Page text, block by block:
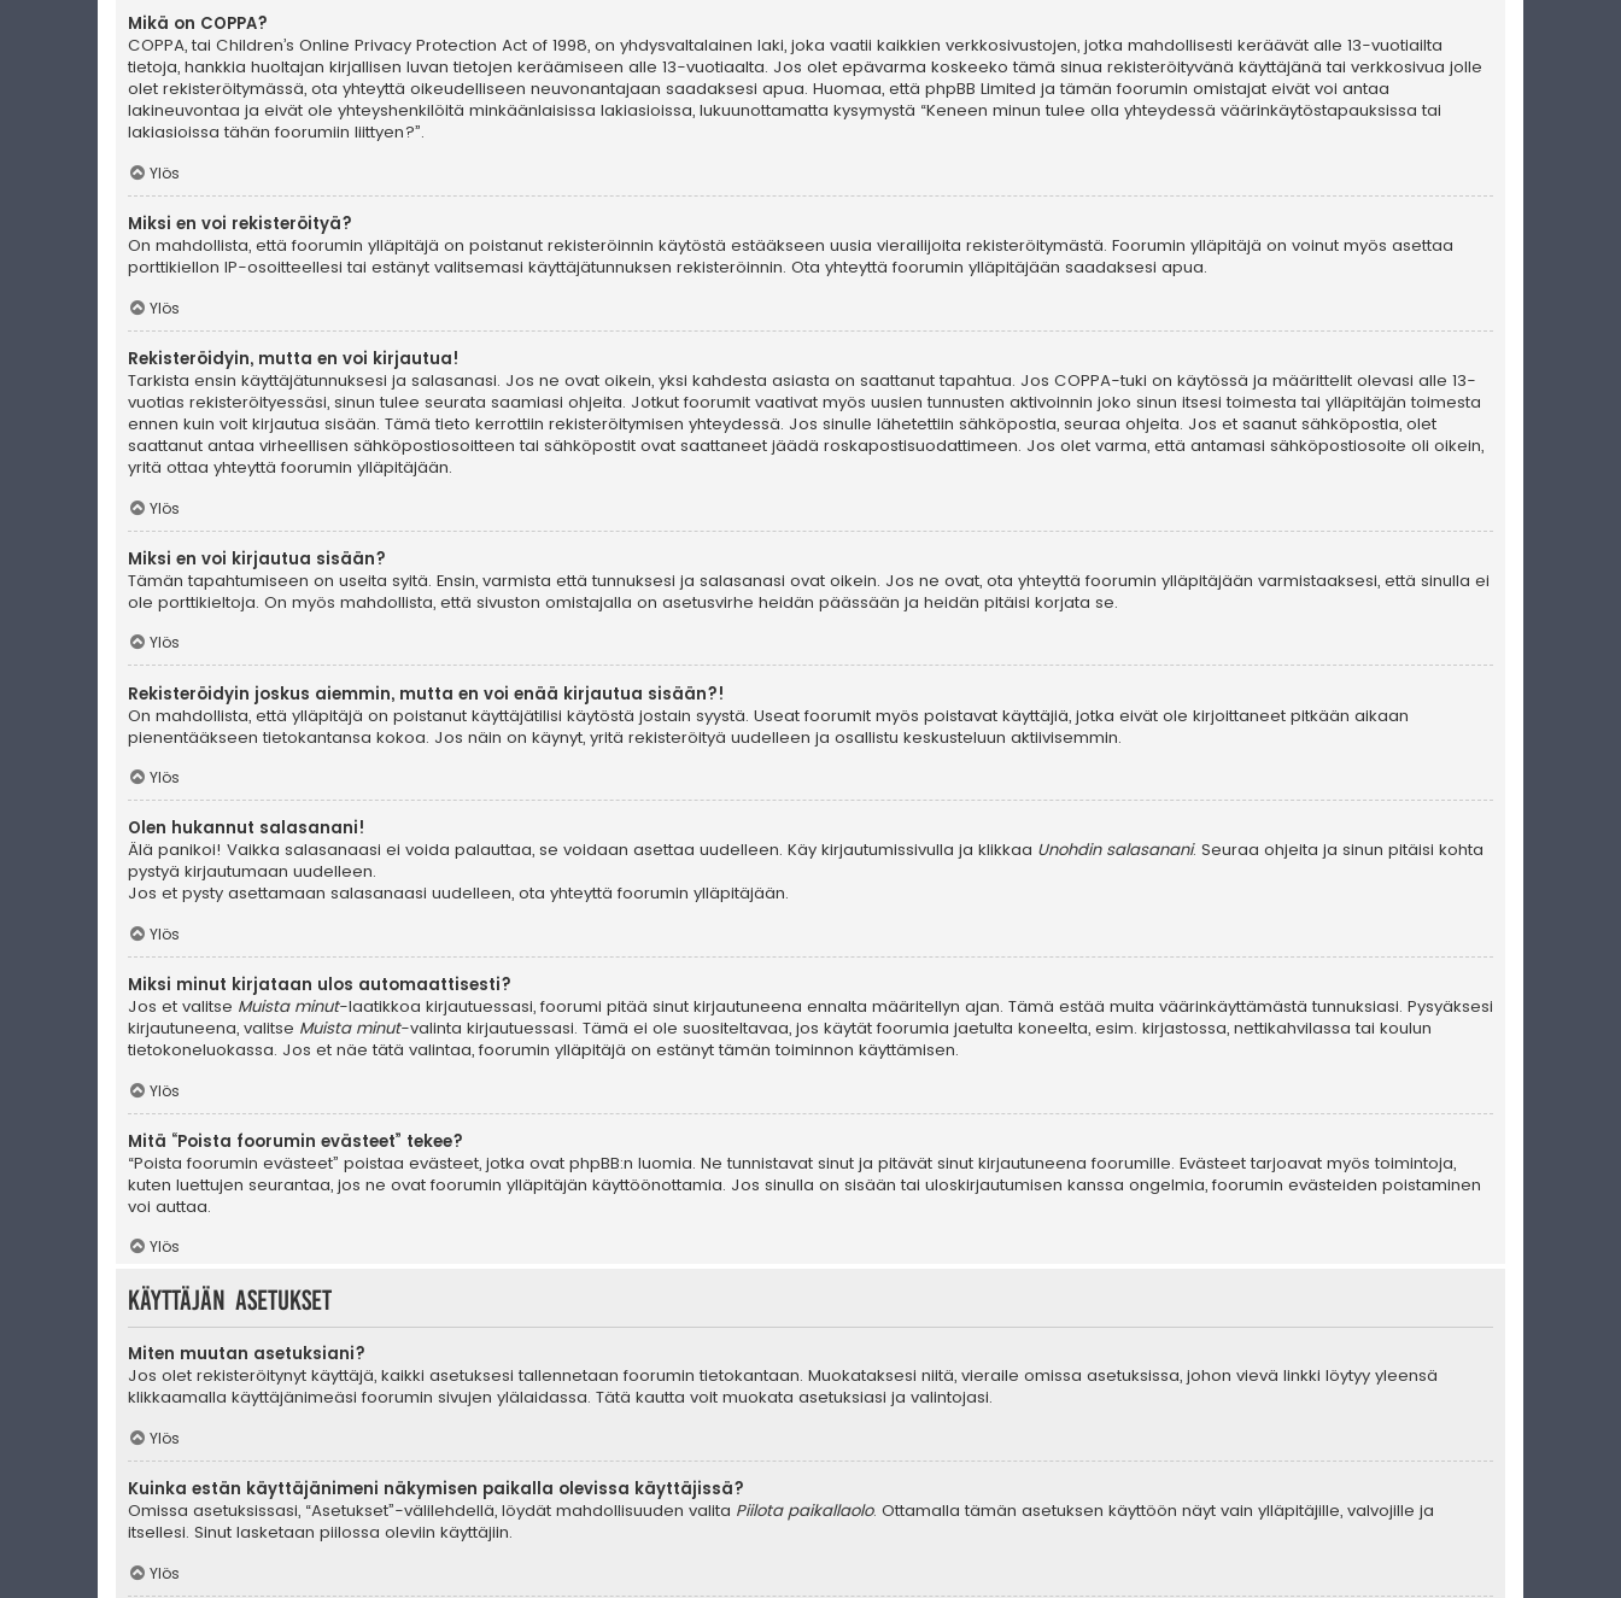
Mikä on COPPA?
COPPA, tai Children’s Online Privacy Protection Act of 1998, on yhdysvaltalainen laki, joka vaatii kaikkien verkkosivustojen, jotka mahdollisesti keräävät alle 13-vuotiailta
tietoja, hankkia huoltajan kirjallisen luvan tietojen keräämiseen alle 13-vuotiaalta. Jos olet epävarma koskeeko tämä sinua rekisteröityvänä käyttäjänä tai verkkosivua jolle
olet rekisteröitymässä, ota yhteyttä oikeudelliseen neuvonantajaan saadaksesi apua. Huomaa, että phpBB Limited ja tämän foorumin omistajat eivät voi antaa
lakineuvontaa ja eivät ole yhteyshenkilöitä minkäänlaisissa lakiasioissa, lukuunottamatta kysymystä “Keneen minun tulee olla yhteydessä väärinkäytöstapauksissa tai
lakiasioissa tähän foorumiin liittyen?”.
Ylös
Miksi en voi rekisteröityä?
On mahdollista, että foorumin ylläpitäjä on poistanut rekisteröinnin käytöstä estääkseen uusia vierailijoita rekisteröitymästä. Foorumin ylläpitäjä on voinut myös asettaa
porttikiellon IP-osoitteellesi tai estänyt valitsemasi käyttäjätunnuksen rekisteröinnin. Ota yhteyttä foorumin ylläpitäjään saadaksesi apua.
Ylös
Rekisteröidyin, mutta en voi kirjautua!
Tarkista ensin käyttäjätunnuksesi ja salasanasi. Jos ne ovat oikein, yksi kahdesta asiasta on saattanut tapahtua. Jos COPPA-tuki on käytössä ja määrittelit olevasi alle 13-
vuotias rekisteröityessäsi, sinun tulee seurata saamiasi ohjeita. Jotkut foorumit vaativat myös uusien tunnusten aktivoinnin joko sinun itsesi toimesta tai ylläpitäjän toimesta
ennen kuin voit kirjautua sisään. Tämä tieto kerrottiin rekisteröitymisen yhteydessä. Jos sinulle lähetettiin sähköpostia, seuraa ohjeita. Jos et saanut sähköpostia, olet
saattanut antaa virheellisen sähköpostiosoitteen tai sähköpostit ovat saattaneet jäädä roskapostisuodattimeen. Jos olet varma, että antamasi sähköpostiosoite oli oikein,
yritä ottaa yhteyttä foorumin ylläpitäjään.
Ylös
Miksi en voi kirjautua sisään?
Tämän tapahtumiseen on useita syitä. Ensin, varmista että tunnuksesi ja salasanasi ovat oikein. Jos ne ovat, ota yhteyttä foorumin ylläpitäjään varmistaaksesi, että sinulla ei
ole porttikieltoja. On myös mahdollista, että sivuston omistajalla on asetusvirhe heidän päässään ja heidän pitäisi korjata se.
Ylös
Rekisteröidyin joskus aiemmin, mutta en voi enää kirjautua sisään?!
On mahdollista, että ylläpitäjä on poistanut käyttäjätilisi käytöstä jostain syystä. Useat foorumit myös poistavat käyttäjiä, jotka eivät ole kirjoittaneet pitkään aikaan
pienentääkseen tietokantansa kokoa. Jos näin on käynyt, yritä rekisteröityä uudelleen ja osallistu keskusteluun aktiivisemmin.
Ylös
Olen hukannut salasanani!
Älä panikoi! Vaikka salasanaasi ei voida palauttaa, se voidaan asettaa uudelleen. Käy kirjautumissivulla ja klikkaa Unohdin salasanani. Seuraa ohjeita ja sinun pitäisi kohta
pystyä kirjautumaan uudelleen.
Jos et pysty asettamaan salasanaasi uudelleen, ota yhteyttä foorumin ylläpitäjään.
Ylös
Miksi minut kirjataan ulos automaattisesti?
Jos et valitse Muista minut-laatikkoa kirjautuessasi, foorumi pitää sinut kirjautuneena ennalta määritellyn ajan. Tämä estää muita väärinkäyttämästä tunnuksiasi. Pysyäksesi
kirjautuneena, valitse Muista minut-valinta kirjautuessasi. Tämä ei ole suositeltavaa, jos käytät foorumia jaetulta koneelta, esim. kirjastossa, nettikahvilassa tai koulun
tietokoneluokassa. Jos et näe tätä valintaa, foorumin ylläpitäjä on estänyt tämän toiminnon käyttämisen.
Ylös
Mitä “Poista foorumin evästeet” tekee?
“Poista foorumin evästeet” poistaa evästeet, jotka ovat phpBB:n luomia. Ne tunnistavat sinut ja pitävät sinut kirjautuneena foorumille. Evästeet tarjoavat myös toimintoja,
kuten luettujen seurantaa, jos ne ovat foorumin ylläpitäjän käyttöönottamia. Jos sinulla on sisään tai uloskirjautumisen kanssa ongelmia, foorumin evästeiden poistaminen
voi auttaa.
Ylös
Käyttäjän asetukset
Miten muutan asetuksiani?
Jos olet rekisteröitynyt käyttäjä, kaikki asetuksesi tallennetaan foorumin tietokantaan. Muokataksesi niitä, vieraile omissa asetuksissa, johon vievä linkki löytyy yleensä
klikkaamalla käyttäjänimeäsi foorumin sivujen ylälaidassa. Tätä kautta voit muokata asetuksiasi ja valintojasi.
Ylös
Kuinka estän käyttäjänimeni näkymisen paikalla olevissa käyttäjissä?
Omissa asetuksissasi, “Asetukset”-välilehdellä, löydät mahdollisuuden valita Piilota paikallaolo. Ottamalla tämän asetuksen käyttöön näyt vain ylläpitäjille, valvojille ja
itsellesi. Sinut lasketaan piilossa oleviin käyttäjiin.
Ylös